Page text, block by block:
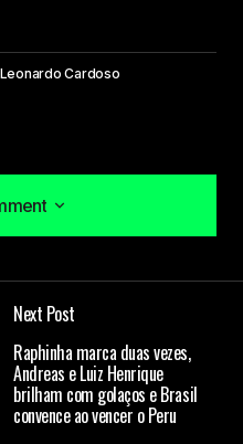
Leonardo Cardoso
marcados com*
Next Post
Raphinha marca duas vezes,
Andreas e Luiz Henrique
brilham com golaços e Brasil
convence ao vencer o Peru